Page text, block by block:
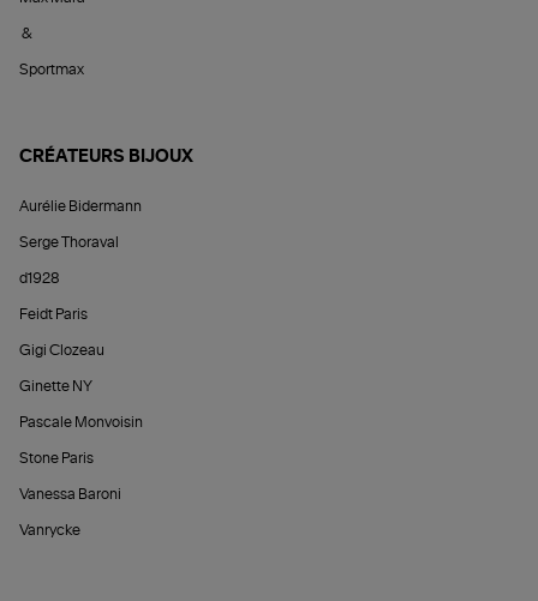
&
Sportmax
CRÉATEURS BIJOUX
Aurélie Bidermann
Serge Thoraval
d1928
Feidt Paris
Gigi Clozeau
Ginette NY
Pascale Monvoisin
Stone Paris
Vanessa Baroni
Vanrycke